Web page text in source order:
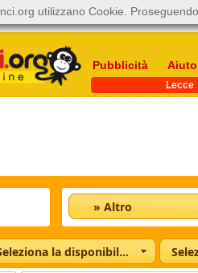
Pubblicità Aiuto
Lecce
» Altro
Seleziona la disponibilità
utilizzano Cookie.